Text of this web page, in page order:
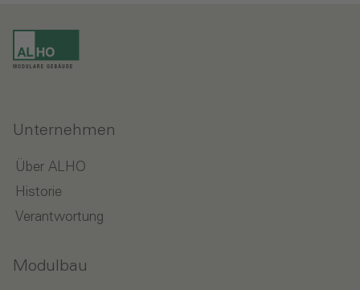
Unternehmen
Über ALHO
Historie
Verantwortung
Modulbau